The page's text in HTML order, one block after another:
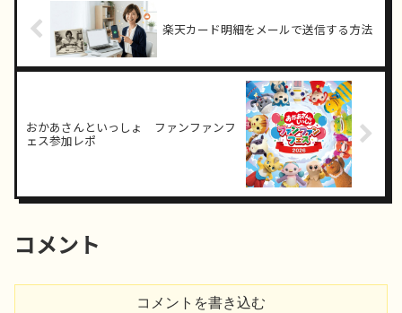
楽天カード明細をメールで送信する方法
おかあさんといっしょ ファンファンフ
ェス参加レポ
コメント
コメントを書き込む